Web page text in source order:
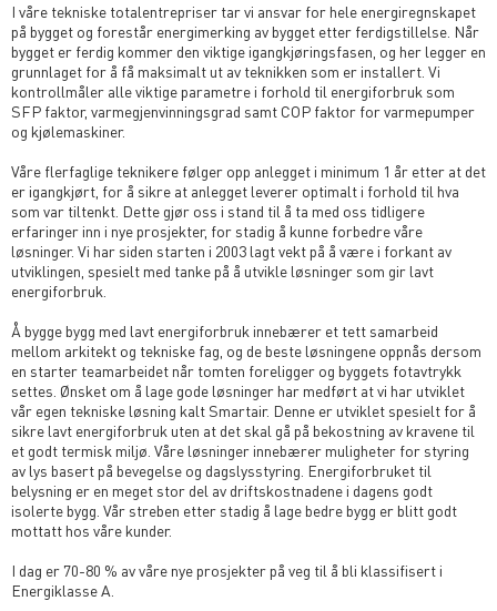
I våre tekniske totalentrepriser tar vi ansvar for hele energiregnskapet
på bygget og forestår energimerking av bygget etter ferdigstillelse. Når
bygget er ferdig kommer den viktige igangkjøringsfasen, og her legger en
grunnlaget for å få maksimalt ut av teknikken som er installert. Vi
kontrollmåler alle viktige parametre i forhold til energiforbruk som
SFP faktor, varmegjenvinningsgrad samt COP faktor for varmepumper
og kjølemaskiner.
Våre flerfaglige teknikere følger opp anlegget i minimum 1 år etter at det
er igangkjørt, for å sikre at anlegget leverer optimalt i forhold til hva
som var tiltenkt. Dette gjør oss i stand til å ta med oss tidligere
erfaringer inn i nye prosjekter, for stadig å kunne forbedre våre
løsninger. Vi har siden starten i 2003 lagt vekt på å være i forkant av
utviklingen, spesielt med tanke på å utvikle løsninger som gir lavt
energiforbruk.
Å bygge bygg med lavt energiforbruk innebærer et tett samarbeid
mellom arkitekt og tekniske fag, og de beste løsningene oppnås dersom
en starter teamarbeidet når tomten foreligger og byggets fotavtrykk
settes. Ønsket om å lage gode løsninger har medført at vi har utviklet
vår egen tekniske løsning kalt Smartair. Denne er utviklet spesielt for å
sikre lavt energiforbruk uten at det skal gå på bekostning av kravene til
et godt termisk miljø. Våre løsninger innebærer muligheter for styring
av lys basert på bevegelse og dagslysstyring. Energiforbruket til
belysning er en meget stor del av driftskostnadene i dagens godt
isolerte bygg. Vår streben etter stadig å lage bedre bygg er blitt godt
mottatt hos våre kunder.
I dag er 70-80 % av våre nye prosjekter på veg til å bli klassifisert i
Energiklasse A.